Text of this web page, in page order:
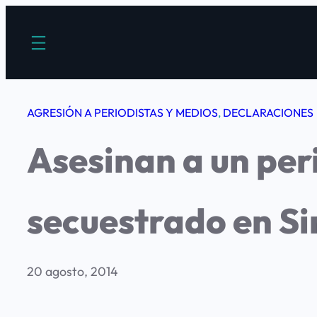
AGRESIÓN A PERIODISTAS Y MEDIOS, DECLARACIONES
Asesinan a un
secuestrado en
20 agosto, 2014